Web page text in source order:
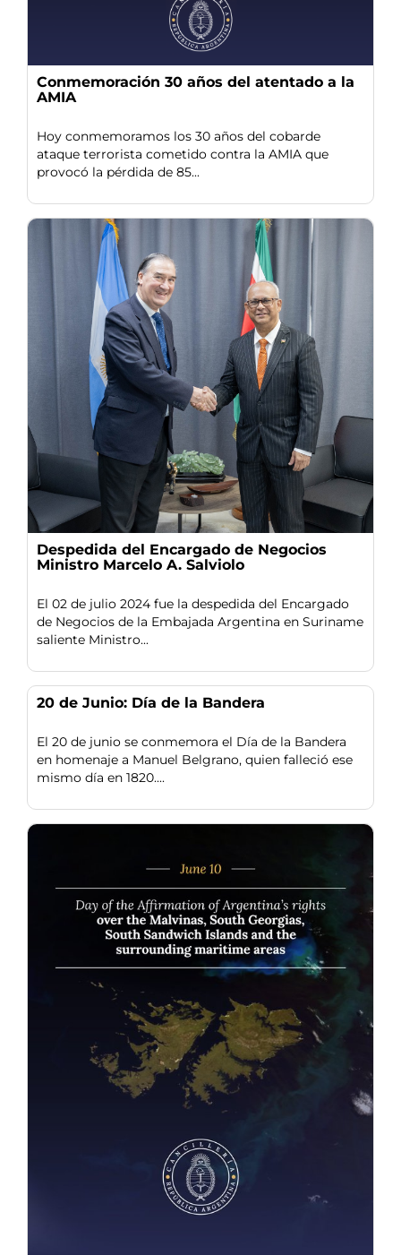
Conmemoración 30 años del atentado a la
AMIA
Hoy conmemoramos los 30 años del cobarde
ataque terrorista cometido contra la AMIA que
provocó la pérdida de 85...
Despedida del Encargado de Negocios
Ministro Marcelo A. Salviolo
El 02 de julio 2024 fue la despedida del Encargado
de Negocios de la Embajada Argentina en Suriname
saliente Ministro...
20 de Junio: Día de la Bandera
El 20 de junio se conmemora el Día de la Bandera
en homenaje a Manuel Belgrano, quien falleció ese
mismo día en 1820....